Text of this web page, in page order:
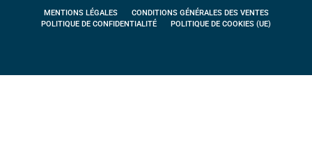
MENTIONS LÉGALES
CONDITIONS GÉNÉRALES DES VENTES
POLITIQUE DE CONFIDENTIALITÉ
POLITIQUE DE COOKIES (UE)